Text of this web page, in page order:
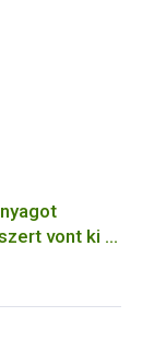
vont ki a